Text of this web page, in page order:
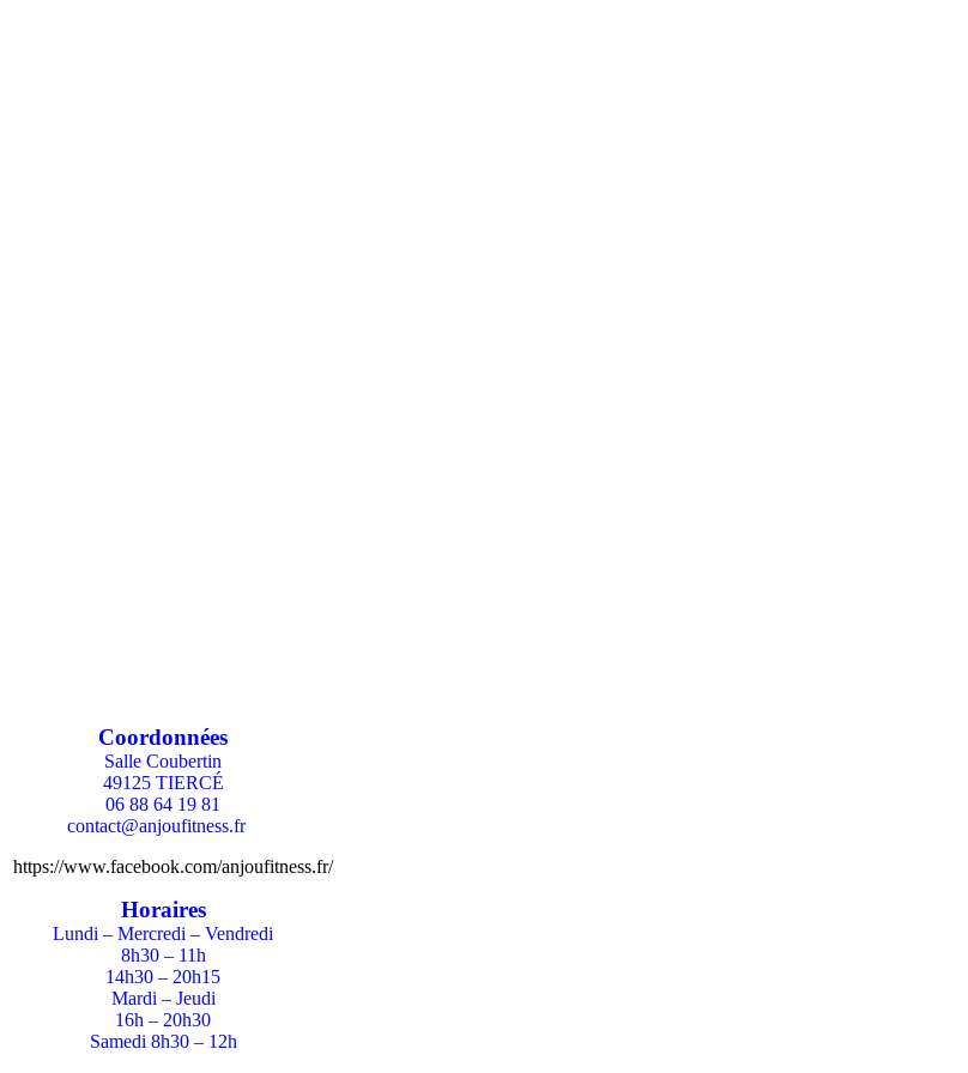
Coordonnées
Salle Coubertin
49125 TIERCÉ
06 88 64 19 81
contact@anjoufitness.fr
https://www.facebook.com/anjoufitness.fr/
Horaires
Lundi – Mercredi – Vendredi
8h30 – 11h
14h30 – 20h15
Mardi – Jeudi
16h – 20h30
Samedi 8h30 – 12h